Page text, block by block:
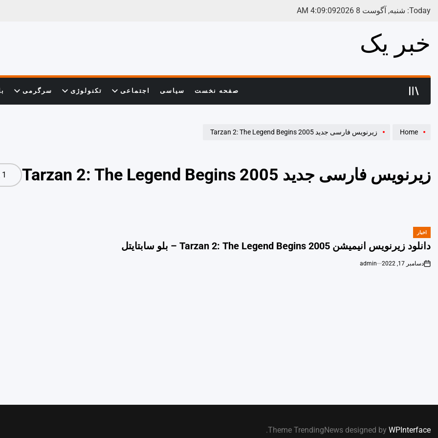
Today: شنبه, آگوست 8 2026 4:09:09
AM
خبر یک
صفحه نخست سیاسی اجتماعی تکنولوژی سرگرمی
Home زیرنویس فارسی جدید Tarzan 2: The Legend Begins 2005
زیرنویس فارسی جدید Tarzan 2: The Legend Begins 2005 1 post
POSTED
اخبار
دانلود زیرنویس انیمیشن Tarzan 2: The Legend Begins 2005 – بلو سابتايتل
on
دسامبر 17, 2022 admin
Theme TrendingNews designed by WPInterface
.